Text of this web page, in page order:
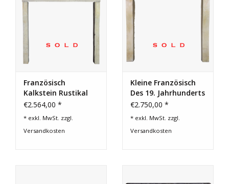
Französisch
Kalkstein Rustikal
Kamin Verkleidung
€2.564,00 *
* exkl. MwSt. zzgl.
Versandkosten
Kleine Französisch
Des 19. Jahrhunderts
Antike Kalkstein
€2.750,00 *
* exkl. MwSt. zzgl.
Versandkosten